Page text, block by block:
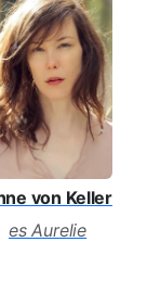
von Keller
es Aurelie